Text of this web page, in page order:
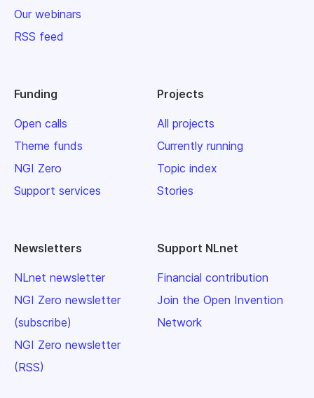
Our webinars
RSS feed
Funding
Open calls
Theme funds
NGI Zero
Support services
Projects
All projects
Currently running
Topic index
Stories
Newsletters
NLnet newsletter
NGI Zero newsletter
(subscribe)
NGI Zero newsletter
(RSS)
Support NLnet
Financial contribution
Join the Open Invention
Network